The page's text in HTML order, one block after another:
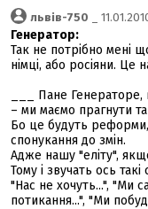
львів-750 _
Генератор:
Так не потрібно мені
німці, або росіяни. Це
___ Пане Генераторе,
– ми маємо прагнути
Бо це будуть
спонукання до змін.
Адже нашу "еліту",
Тому і звучать ось
"Нас не хочуть...", "Ми
потикання...", "Ми